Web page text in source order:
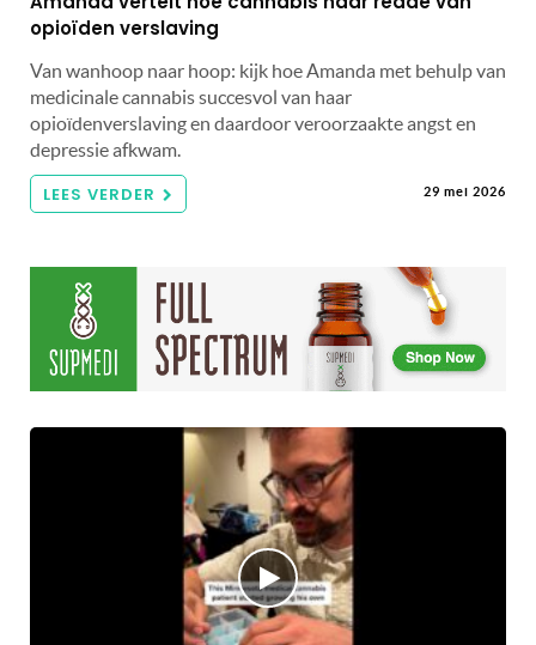
opioïden verslaving
Van wanhoop naar hoop: kijk hoe Amanda met behulp van
medicinale cannabis succesvol van haar
opioïdenverslaving en daardoor veroorzaakte angst en
depressie afkwam.
LEES VERDER 29 mei 2026